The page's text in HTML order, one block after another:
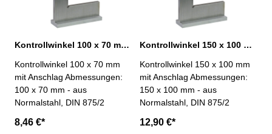
Kontrollwinkel 100 x 70 mm mit Anschlag Normalstahl DIN 875/2
Kontrollwinkel 100 x 70 mm
mit Anschlag Abmessungen:
100 x 70 mm - aus
Normalstahl, DIN 875/2
8,46 €*
Kontrollwinkel 150 x 100 mm mit Anschlag Normalstahl DIN 875/2
Kontrollwinkel 150 x 100 mm
mit Anschlag Abmessungen:
150 x 100 mm - aus
Normalstahl, DIN 875/2
12,90 €*